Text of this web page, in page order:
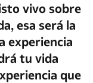
vivo sobre
esa será la
experiencia
tu vida
que